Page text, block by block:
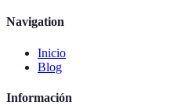
Navigation
Inicio
Blog
Información